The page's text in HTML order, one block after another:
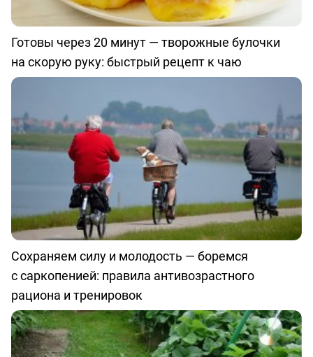
Готовы через 20 минут — творожные булочки
на скорую руку: быстрый рецепт к чаю
Сохраняем силу и молодость — боремся
с саркопенией: правила антивозрастного
рациона и тренировок